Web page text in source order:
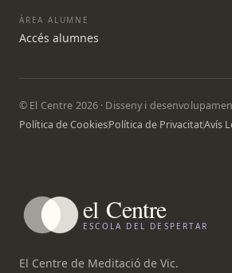
ÀREA ALUMNE
Accés alumnes
© El Centre 2026 · Disseny i
Política de CookiesPolítica de PrivacitatAvís
el Centre
ESCOLA DEL DESPERTAR
El Centre de Meditació de Vic.